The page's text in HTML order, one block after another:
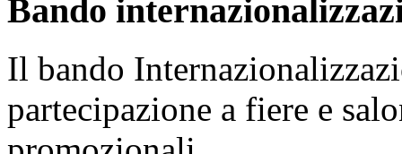
Bando
Il bando
partecipazione a fiere e